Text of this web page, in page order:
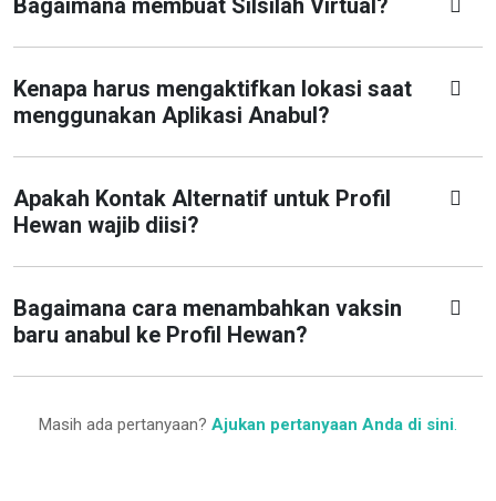
Bagaimana membuat Silsilah Virtual?
Kenapa harus mengaktifkan lokasi saat
menggunakan Aplikasi Anabul?
Apakah Kontak Alternatif untuk Profil
Hewan wajib diisi?
Bagaimana cara menambahkan vaksin
baru anabul ke Profil Hewan?
Masih ada pertanyaan? Ajukan pertanyaan Anda di sini.